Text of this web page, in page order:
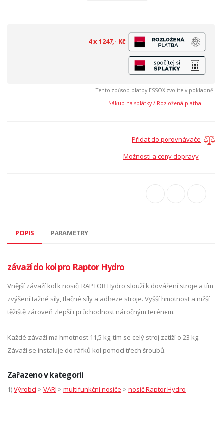
4 x 1247,- Kč
Tento způsob platby ESSOX zvolíte v pokladně.
Nákup na splátky / Rozložená platba
Přidat do porovnávače
Možnosti a ceny dopravy
POPIS PARAMETRY
závaží do kol pro Raptor Hydro
Vnější závaží kol k nosiči RAPTOR Hydro slouží k dovážení stroje a tím
zvýšení tažné síly, tlačné síly a adheze stroje. Vyšší hmotnost a nižší
těžiště zároveň zlepší i průchodnost náročným terénem.
Každé závaží má hmotnost 11,5 kg, tím se celý stroj zatíží o 23 kg.
Závaží se instaluje do ráfků kol pomocí třech šroubů.
Zařazeno v kategorii
1)Výrobci > VARI > multifunkční nosiče > nosič Raptor Hydro